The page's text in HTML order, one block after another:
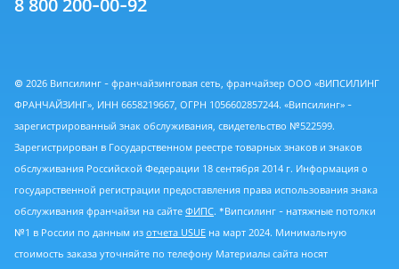
8 800 200-00-92
© 2026 Випсилинг - франчайзинговая сеть, франчайзер ООО «ВИПСИЛИНГ
ФРАНЧАЙЗИНГ», ИНН 6658219667, ОГРН 1056602857244. «Випсилинг» -
зарегистрированный знак обслуживания, свидетельство №522599.
Зарегистрирован в Государственном реестре товарных знаков и знаков
обслуживания Российской Федерации 18 сентября 2014 г. Информация о
государственной регистрации предоставления права использования знака
обслуживания франчайзи на сайте ФИПС. *Випсилинг - натяжные потолки
№1 в России по данным из отчета USUE на март 2024. Минимальную
стоимость заказа уточняйте по телефону Материалы сайта носят